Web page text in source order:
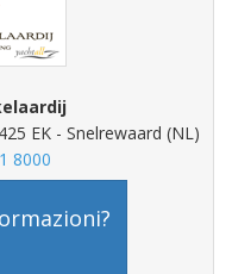
EK - Snelrewaard (NL)
8000